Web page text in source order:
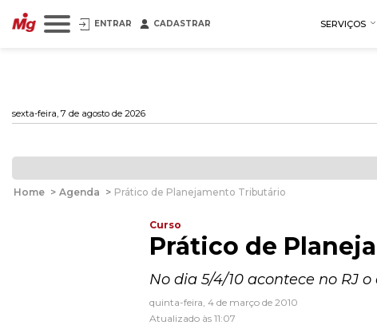
ENTRAR CADASTRAR SERVIÇOS
sexta-feira, 7 de agosto de 2026
Home > Agenda > Prático de Planejamento Tributário
Curso
Prático de
No dia 5/4/10 acontece no RJ
quinta-feira, 4 de março de 2010
Atualizado às 11:07